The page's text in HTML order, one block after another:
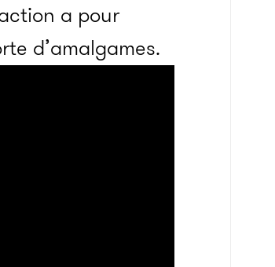
a pour
d’amalgames.